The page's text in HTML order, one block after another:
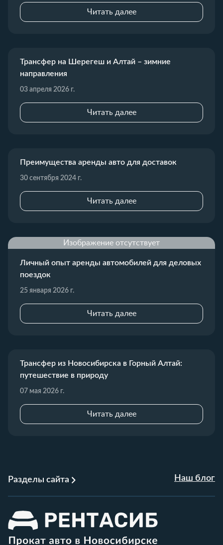
Читать далее
Трансфер на Шерегеш и Алтай – зимние
направления
03 апреля 2026 г.
Читать далее
Преимущества аренды авто для доставок
30 сентября 2024 г.
Читать далее
Изображение отсутствует
Личный опыт аренды автомобилей для деловых
поездок
25 января 2026 г.
Читать далее
Трансфер из Новосибирска в Горный Алтай:
путешествие в природу
07 мая 2026 г.
Читать далее
Разделы сайта Наш блог